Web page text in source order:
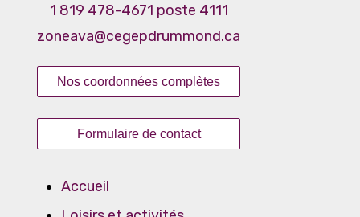
1 819 478-4671 poste 4111
zoneava@cegepdrummond.ca
Nos coordonnées complètes
Formulaire de contact
Accueil